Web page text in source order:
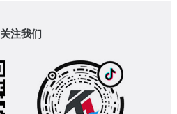
关注我们